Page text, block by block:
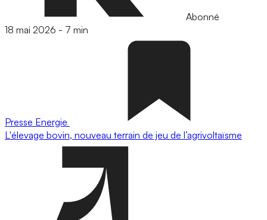
Abonné
18 mai 2026 - 7 min
Presse Energie
L'élevage bovin, nouveau terrain de jeu de l’agrivoltaïsme